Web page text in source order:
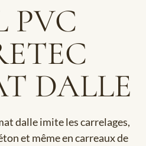
PVC
DALLE
dalle imite les carrelages,
et même en carreaux de